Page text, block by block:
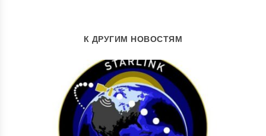
К ДРУГИМ НОВОСТЯМ